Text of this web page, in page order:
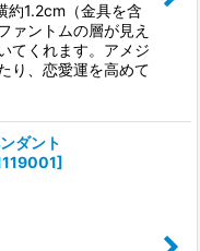
1.2cm（金具を含
ァントムの層が見え
てくれます。アメジ
り、恋愛運を高めて
ダント
]